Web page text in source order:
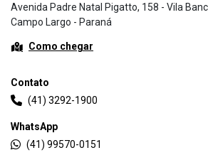
Avenida Padre Natal Pigatto, 158 - Vila
Campo Largo - Paraná
Como chegar
Contato
(41) 3292-1900
WhatsApp
(41) 99570-0151